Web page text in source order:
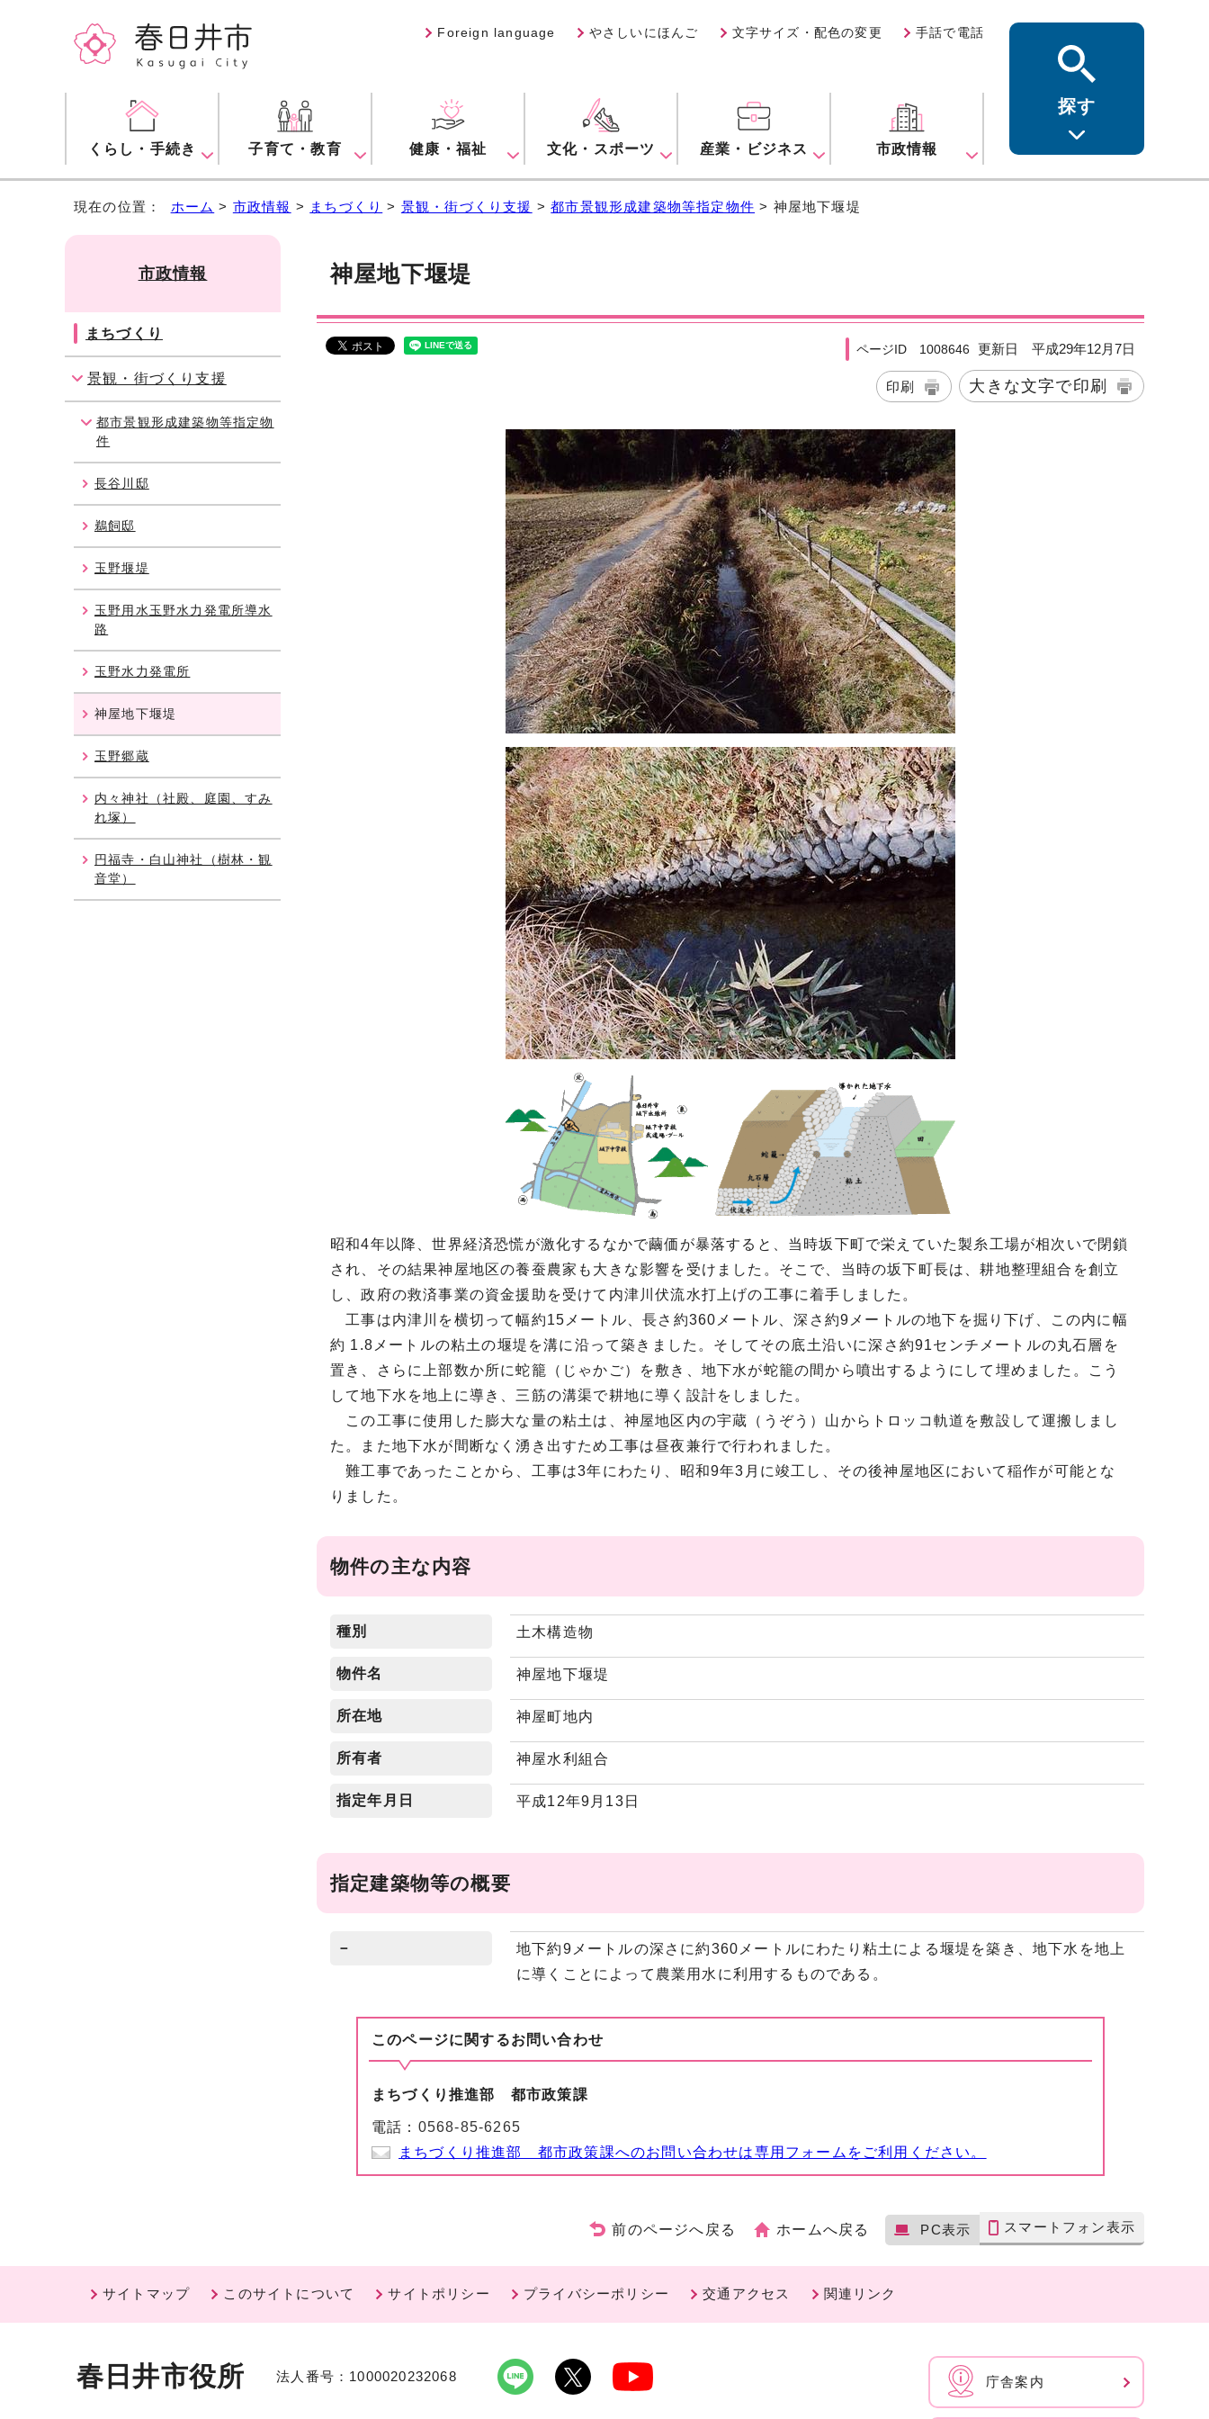
Foreign language やさしいにほんご 文字サイズ・配色の変更 手話で電話
くらし・手続き 子育て・教育 健康・福祉 文化・スポーツ 産業・ビジネス 市政情報
探す
現在の位置： ホーム > 市政情報 > まちづくり > 景観・街づくり支援 >都市景観形成建築物等指定物件 > 神屋地下堰堤
神屋地下堰堤
ページID 1008646 更新日 平成29年12月7日
印刷 大きな文字で印刷
昭和4年以降、世界経済恐慌が激化するなかで繭価が暴落すると、当時坂下町で栄えていた製糸工場が相次いで閉鎖
され、その結果神屋地区の養蚕農家も大きな影響を受けました。そこで、当時の坂下町長は、耕地整理組合を創立
し、政府の救済事業の資金援助を受けて内津川伏流水打上げの工事に着手しました。
工事は内津川を横切って幅約15メートル、長さ約360メートル、深さ約9メートルの地下を掘り下げ、この内に幅
約 1.8メートルの粘土の堰堤を溝に沿って築きました。そしてその底土沿いに深さ約91センチメートルの丸石層を
置き、さらに上部数か所に蛇籠（じゃかご）を敷き、地下水が蛇籠の間から噴出するようにして埋めました。こう
して地下水を地上に導き、三筋の溝渠で耕地に導く設計をしました。
この工事に使用した膨大な量の粘土は、神屋地区内の宇蔵（うぞう）山からトロッコ軌道を敷設して運搬しまし
た。また地下水が間断なく湧き出すため工事は昼夜兼行で行われました。
難工事であったことから、工事は3年にわたり、昭和9年3月に竣工し、その後神屋地区において稲作が可能とな
りました。
物件の主な内容
種別 土木構造物
物件名 神屋地下堰堤
所在地 神屋町地内
所有者 神屋水利組合
指定年月日 平成12年9月13日
指定建築物等の概要
－
地下約9メートルの深さに約360メートルにわたり粘土による堰堤を築き、地下水を地上
に導くことによって農業用水に利用するものである。
このページに関するお問い合わせ
まちづくり推進部 都市政策課
電話： 0568-85-6265
まちづくり推進部 都市政策課へのお問い合わせは専用フォームをご利用ください。
市政情報
まちづくり
景観・街づくり支援
都市景観形成建築物等指定物
件
長谷川邸
鵜飼邸
玉野堰堤
玉野用水玉野水力発電所導水
路
玉野水力発電所
神屋地下堰堤
玉野郷蔵
内々神社（社殿、庭園、すみ
れ塚）
円福寺・白山神社（樹林・観
音堂）
前のページへ戻る ホームへ戻る PC表示 スマートフォン表示
サイトマップ このサイトについて サイトポリシー プライバシーポリシー 交通アクセス 関連リンク
春日井市役所 法人番号：1000020232068 庁舎案内